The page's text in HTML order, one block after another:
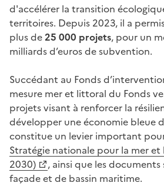
d'accélérer la transition
territoires. Depuis 2023, il a
plus de25 000 projets, pour un
milliards d’euros de subvention.
Succédant au Fonds
mesure mer et littoral du Fonds
projets visant à renforcer la
développer une économie bleue
constitue un levier important
Stratégie nationale pour la mer
2030)
, ainsi que les
façade et de bassin maritime.